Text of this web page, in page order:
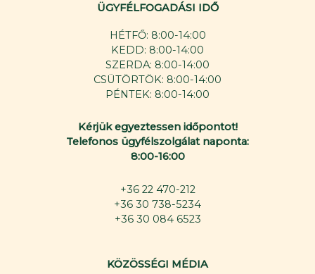
ÜGYFÉLFOGADÁSI IDŐ
HÉTFŐ: 8:00-14:00
KEDD: 8:00-14:00
SZERDA: 8:00-14:00
CSÜTÖRTÖK: 8:00-14:00
PÉNTEK: 8:00-14:00
Kérjük egyeztessen időpontot!
Telefonos ügyfélszolgálat naponta:
8:00-16:00
+36 22 470-212
+36 30 738-5234
+36 30 084 6523
KÖZÖSSÉGI MÉDIA